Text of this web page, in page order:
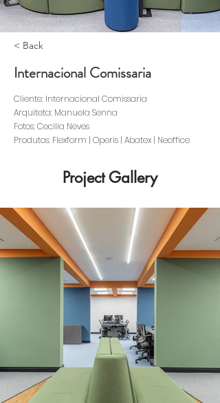
< Back
Internacional Comissaria
Cliente: Internacional Comissaria
Arquiteta: Manuela Senna
Fotos: Cecilia Neves
Produtos: Flexform | Operis | Abatex | Neoffice
Project Gallery